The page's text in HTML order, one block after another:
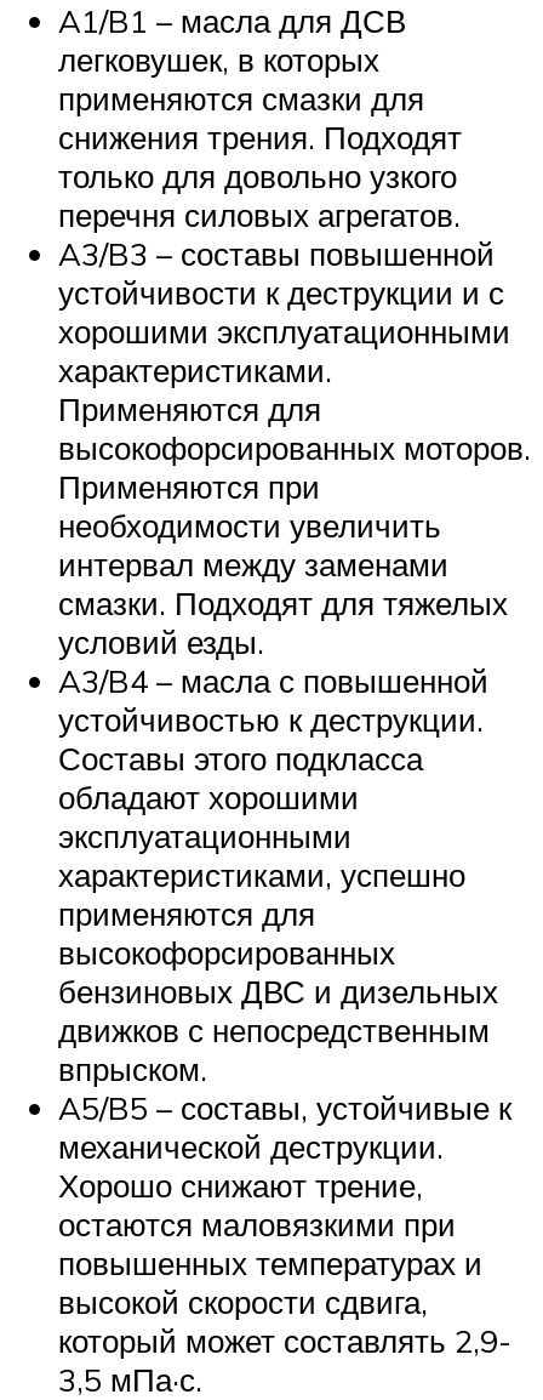
A1/B1 – масла для ДСВ
легковушек, в которых
применяются смазки для
снижения трения. Подходят
только для довольно узкого
перечня силовых агрегатов.
A3/B3 – составы повышенной
устойчивости к деструкции и с
хорошими эксплуатационными
характеристиками.
Применяются для
высокофорсированных моторов.
Применяются при
необходимости увеличить
интервал между заменами
смазки. Подходят для тяжелых
условий езды.
A3/B4 – масла с повышенной
устойчивостью к деструкции.
Составы этого подкласса
обладают хорошими
эксплуатационными
характеристиками, успешно
применяются для
высокофорсированных
бензиновых ДВС и дизельных
движков с непосредственным
впрыском.
A5/B5 – составы, устойчивые к
механической деструкции.
Хорошо снижают трение,
остаются маловязкими при
повышенных температурах и
высокой скорости сдвига,
который может составлять 2,9-
3,5 мПа·с.